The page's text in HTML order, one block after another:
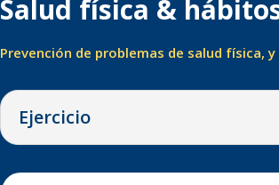
Salud física &
Prevención de problemas de salud física,
Ejercicio